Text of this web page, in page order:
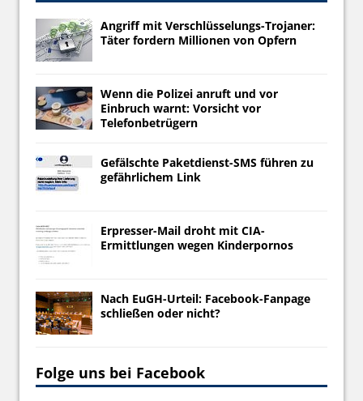
Angriff mit Verschlüsselungs-Trojaner:
Täter fordern Millionen von Opfern
Wenn die Polizei anruft und vor
Einbruch warnt: Vorsicht vor
Telefonbetrügern
Gefälschte Paketdienst-SMS führen zu
gefährlichem Link
Erpresser-Mail droht mit CIA-
Ermittlungen wegen Kinderpornos
Nach EuGH-Urteil: Facebook-Fanpage
schließen oder nicht?
Folge uns bei Facebook